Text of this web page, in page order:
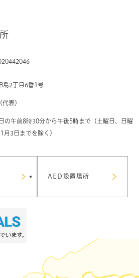
島2丁目6番1号
表）
の午前8時30分から午後5時まで（土曜日、日曜
月3日までを除く）
AED設置場所